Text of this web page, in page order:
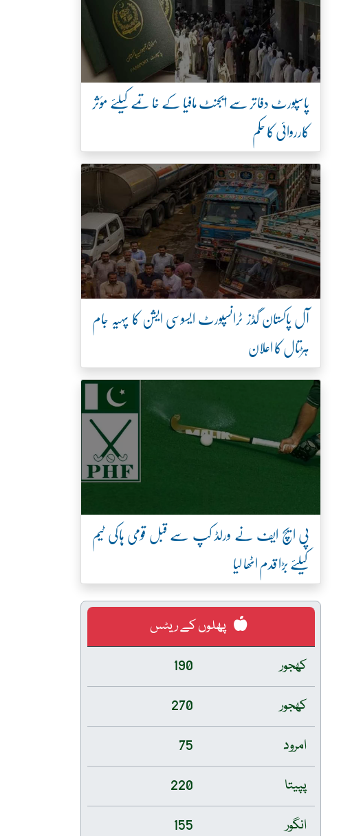
پاسپورٹ دفاتر سے ایجنٹ مافیا کے خاتمے کیلئے مؤثر
کارروائی کا حکم
آل پاکستان گڈز ٹرانسپورٹ ایسوسی ایشن کا پہیہ جام
ہڑتال کا اعلان
پی ایچ ایف نے ورلڈ کپ سے قبل قومی ہاکی ٹیم
کیلئے بڑا قدم اٹھا لیا
پھلوں کے ریٹس
کھجور
190
کھجور
270
امرود
75
پپیتا
220
انگور
155